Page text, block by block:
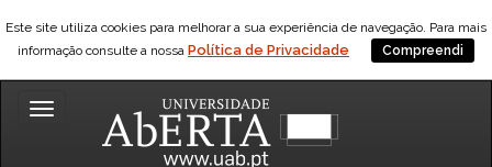
Este site utiliza cookies para melhorar a sua experiência de navegação. Para mais
informação consulte a nossa Política de Privacidade Compreendi
Toggle